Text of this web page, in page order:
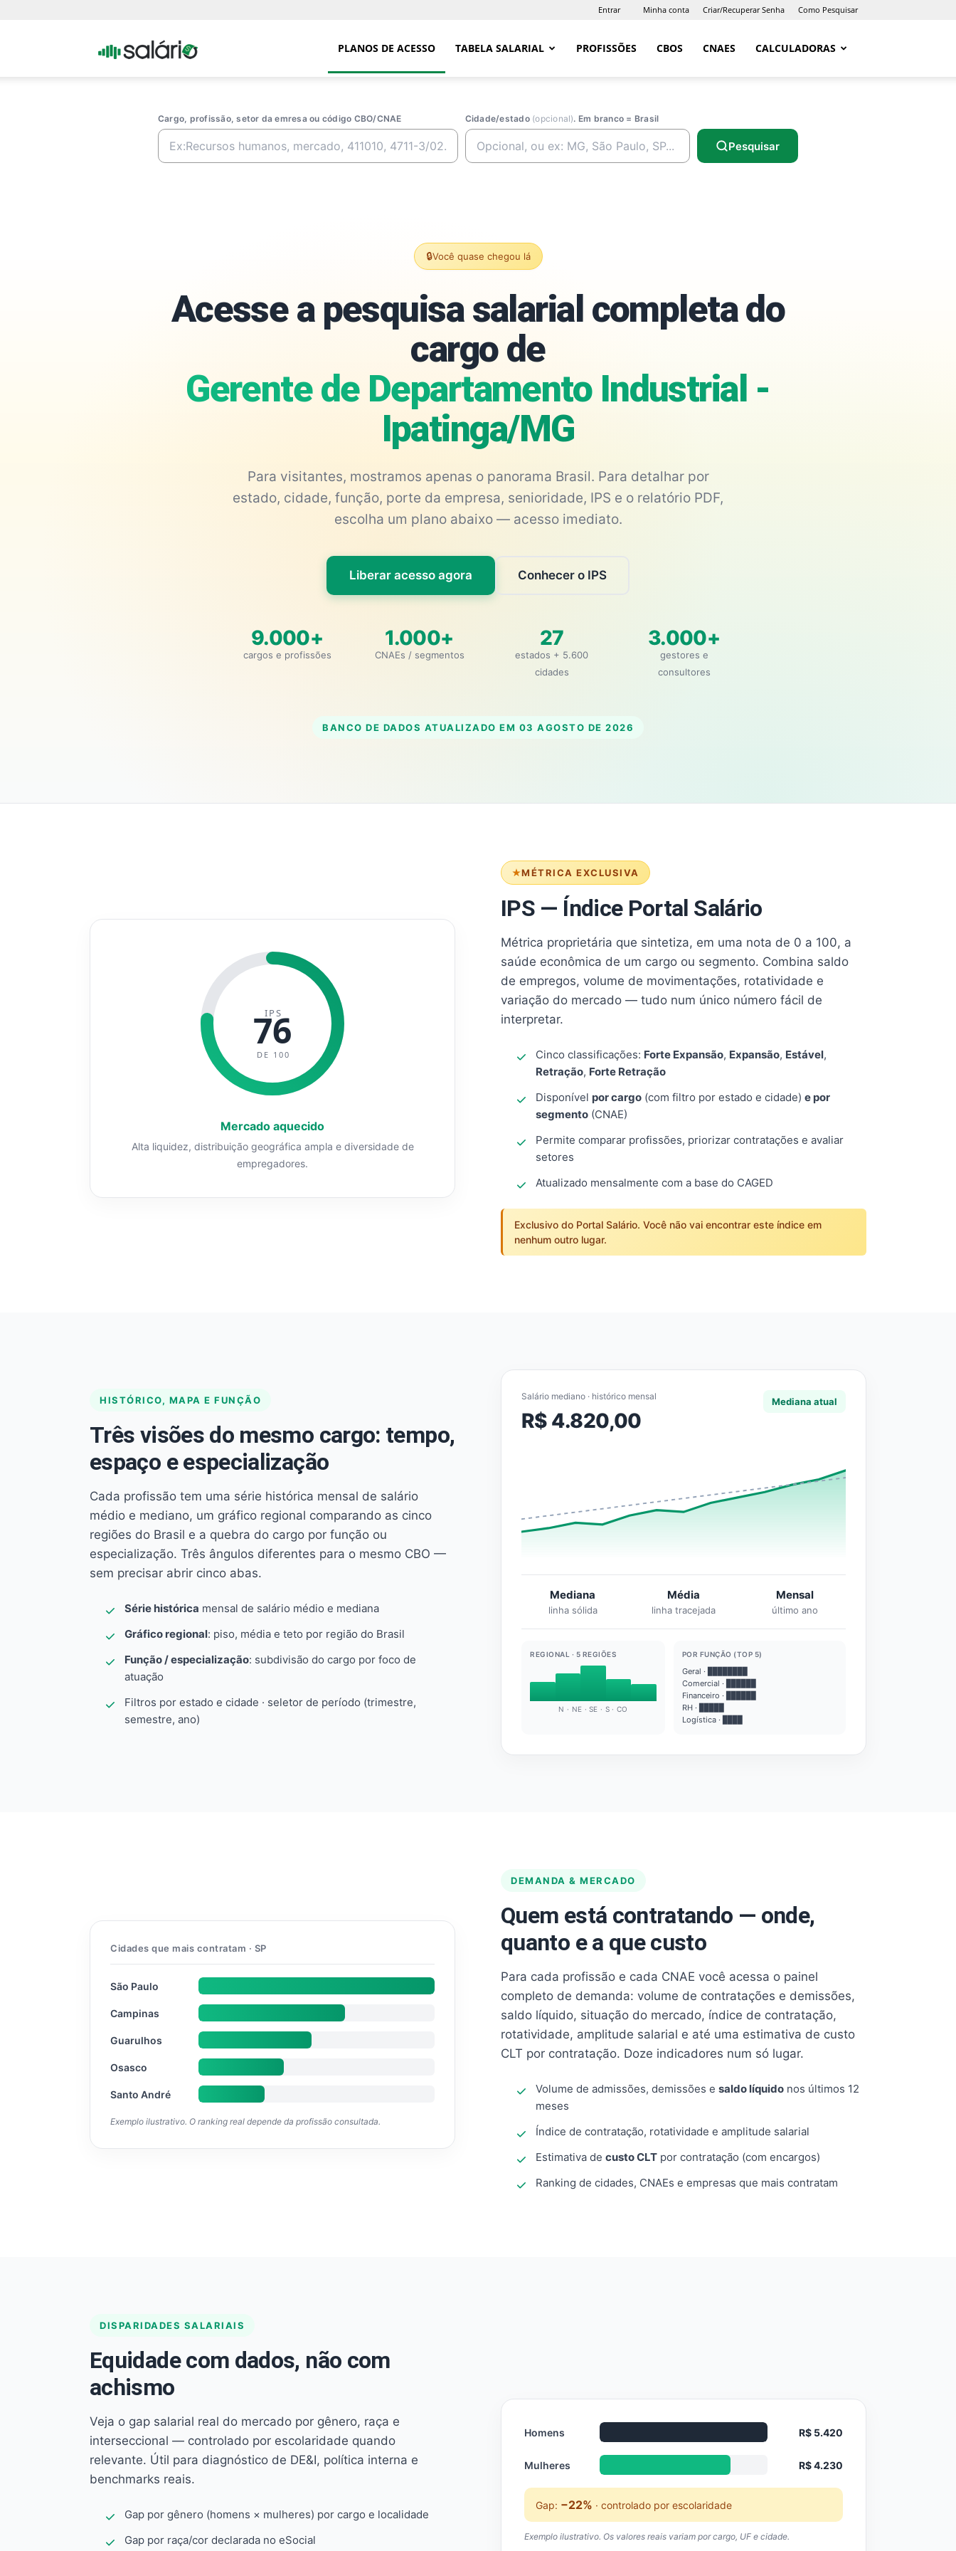
Entrar Minha conta Criar/Recuperar Senha Como Pesquisar
Portal PLANOS DE ACESSO TABELA SALARIAL PROFISSÕES CBOS CNAES CALCULADORAS
Cargo, profissão, setor da emresa ou código CBO/CNAE Cidade/estado (opcional). Em branco = Brasil
Pesquisar
🔒Você quase chegou lá
Acesse a pesquisa salarial completa do
cargo de
Gerente de Departamento Industrial -
Ipatinga/MG
Para visitantes, mostramos apenas o panorama Brasil. Para detalhar por
estado, cidade, função, porte da empresa, senioridade, IPS e o relatório PDF,
escolha um plano abaixo — acesso imediato.
Liberar acesso agora Conhecer o IPS
9.000+
cargos e profissões
1.000+
CNAEs / segmentos
27
estados + 5.600
cidades
3.000+
gestores e
consultores
BANCO DE DADOS ATUALIZADO EM 03 AGOSTO DE 2026
MÉTRICA EXCLUSIVA
IPS — Índice Portal Salário
Métrica proprietária que sintetiza, em uma nota de 0 a 100, a
saúde econômica de um cargo ou segmento. Combina saldo
de empregos, volume de movimentações, rotatividade e
variação do mercado — tudo num único número fácil de
interpretar.
Cinco classificações: Forte Expansão, Expansão, Estável,
Retração, Forte Retração
Disponível por cargo (com filtro por estado e cidade) e por
segmento (CNAE)
Permite comparar profissões, priorizar contratações e avaliar
setores
Atualizado mensalmente com a base do CAGED
Exclusivo do Portal Salário. Você não vai encontrar este índice em
nenhum outro lugar.
IPS
76
DE 100
Mercado aquecido
Alta liquidez, distribuição geográfica ampla e diversidade de
empregadores.
HISTÓRICO, MAPA E FUNÇÃO
Três visões do mesmo cargo: tempo,
espaço e especialização
Cada profissão tem uma série histórica mensal de salário
médio e mediano, um gráfico regional comparando as cinco
regiões do Brasil e a quebra do cargo por função ou
especialização. Três ângulos diferentes para o mesmo CBO —
sem precisar abrir cinco abas.
Série histórica mensal de salário médio e mediana
Gráfico regional: piso, média e teto por região do Brasil
Função / especialização: subdivisão do cargo por foco de
atuação
Filtros por estado e cidade · seletor de período (trimestre,
semestre, ano)
Salário mediano · histórico mensal
R$ 4.820,00
Mediana atual
Mediana
linha sólida
Média
linha tracejada
Mensal
último ano
REGIONAL · 5 REGIÕES
N · NE · SE · S · CO
POR FUNÇÃO (TOP 5)
Geral · ████████
Comercial · ██████
Financeiro · ██████
RH · █████
Logística · ████
DEMANDA & MERCADO
Quem está contratando — onde,
quanto e a que custo
Para cada profissão e cada CNAE você acessa o painel
completo de demanda: volume de contratações e demissões,
saldo líquido, situação do mercado, índice de contratação,
rotatividade, amplitude salarial e até uma estimativa de custo
CLT por contratação. Doze indicadores num só lugar.
Volume de admissões, demissões e saldo líquido nos últimos 12
meses
Índice de contratação, rotatividade e amplitude salarial
Estimativa de custo CLT por contratação (com encargos)
Ranking de cidades, CNAEs e empresas que mais contratam
Cidades que mais contratam · SP
São Paulo
Campinas
Guarulhos
Osasco
Santo André
Exemplo ilustrativo. O ranking real depende da profissão consultada.
DISPARIDADES SALARIAIS
Equidade com dados, não com
achismo
Veja o gap salarial real do mercado por gênero, raça e
interseccional — controlado por escolaridade quando
relevante. Útil para diagnóstico de DE&I, política interna e
benchmarks reais.
Gap por gênero (homens × mulheres) por cargo e localidade
Gap por raça/cor declarada no eSocial
Homens R$ 5.420
Mulheres R$ 4.230
Gap: −22% · controlado por escolaridade
Exemplo ilustrativo. Os valores reais variam por cargo, UF e cidade.